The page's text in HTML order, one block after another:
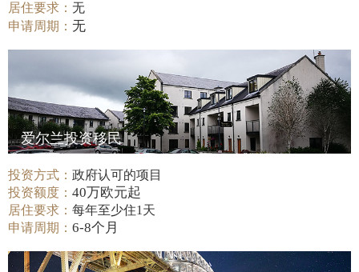
居住要求：无
申请周期：无
爱尔兰投资移民
投资方式：政府认可的项目
投资额度：40万欧元起
居住要求：每年至少住1天
申请周期：6-8个月